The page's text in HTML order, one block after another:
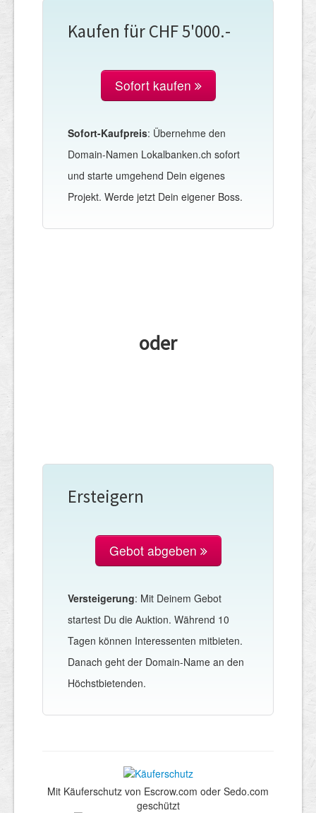
Kaufen für CHF 5'000.-
Sofort kaufen
Sofort-Kaufpreis: Übernehme den
Domain-Namen Lokalbanken.ch sofort
und starte umgehend Dein eigenes
Projekt. Werde jetzt Dein eigener Boss.
oder
Ersteigern
Gebot abgeben
Versteigerung: Mit Deinem Gebot
startest Du die Auktion. Während 10
Tagen können Interessenten mitbieten.
Danach geht der Domain-Name an den
Höchstbietenden.
Mit Käuferschutz von Escrow.com oder Sedo.com
geschützt